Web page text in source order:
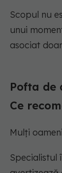
Scopul nu
unui
asociat
Pofta de
Ce
Mulți
Specialistul